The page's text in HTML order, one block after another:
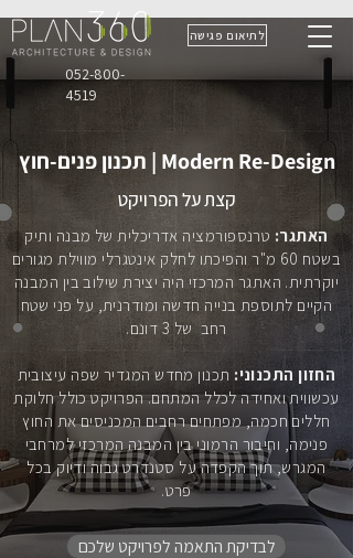
לתיאום פגישה
052-800-
4519
Modern Re-Design | תכנון פנים-חוץ
קצת על הפרויקט
האתגר: טרנספורמציה אדריכלית של מבנה ותיק
בשטח 60 מ"ר והפיכתו לחלק אינטגרלי מווילת מגורים
יוקרתית. האתגר המרכזי היה יצירת שילוב בין המבנה
הקיים לתוספת בנייה חדשה ומודרנית, על פני שטח
רחב של 3 דונם.
החזון התכנוני: תכנון מחדש המגדיר שפה עיצובית
עכשווית ואחידה לכלל המתחם. הפרויקט כולל חלוקת
חללים חכמה, מפתחים רחבים המכניסים את החוץ
פנימה, וחיבור הרמוני בין המבנה המרכזי למרחבי
המגרש, תוך הקפדה על סטנדרט גבוה ודיוק בכל
פרט.
לבדיקת התאמה לפרויקט שלכם